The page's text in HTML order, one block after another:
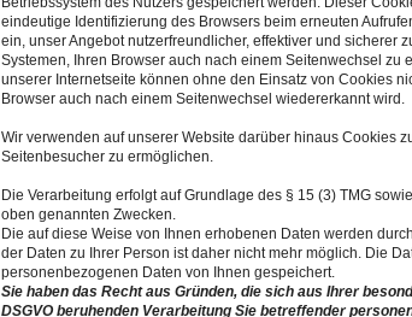
eindeutige Identifizierung des Browsers beim erneuten
ein, unser Angebot nutzerfreundlicher, effektiver und sicherer
Systemen, Ihren Browser auch nach einem Seitenwechsel
unserer Internetseite können ohne den Einsatz von Cookies
Browser auch nach einem Seitenwechsel wiedererkannt wird.
Wir verwenden auf unserer Website darüber hinaus Cookies
Seitenbesucher zu ermöglichen.
Die Verarbeitung erfolgt auf Grundlage des § 15 (3) TMG
oben genannten Zwecken.
Die auf diese Weise von Ihnen erhobenen Daten werden
der Daten zu Ihrer Person ist daher nicht mehr möglich. Die
personenbezogenen Daten von Ihnen gespeichert.
Sie haben das Recht aus Gründen, die sich aus Ihrer
DSGVO beruhenden Verarbeitung Sie betreffender